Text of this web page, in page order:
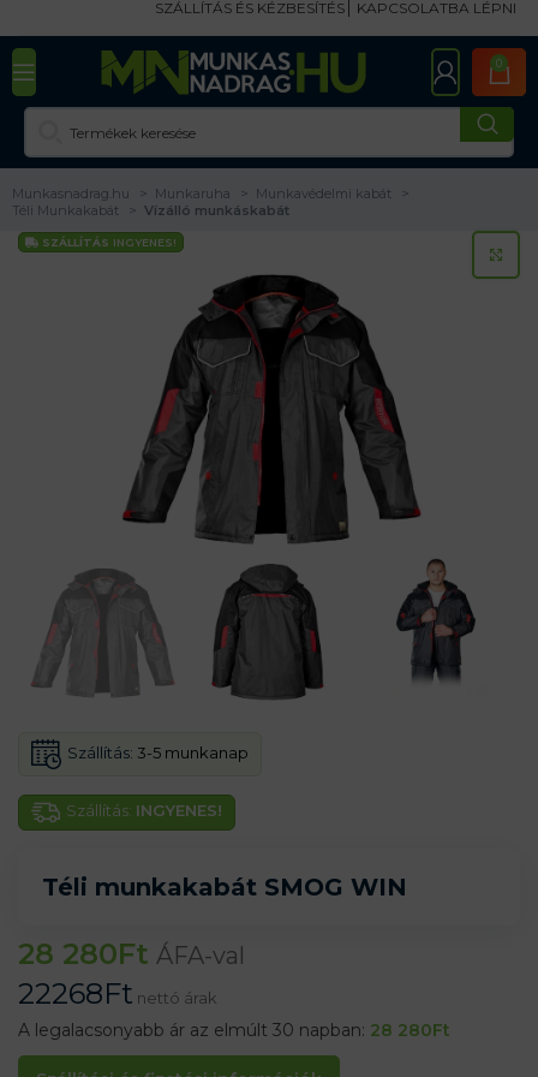
SZÁLLÍTÁS ÉS KÉZBESÍTÉS KAPCSOLATBA LÉPNI
0
Munkasnadrag.hu Munkaruha
Munkavédelmi kabát
Téli Munkakabát
Vízálló munkáskabát
SZÁLLÍTÁS INGYENES!
Téli munkakabát SMOG WIN
Szállítás: INGYENES!
Szállítás: 3-5 munkanap
28 280Ft ÁFA-val
22268Ft nettó árak
A legalacsonyabb ár az elmúlt 30 napban: 28 280Ft